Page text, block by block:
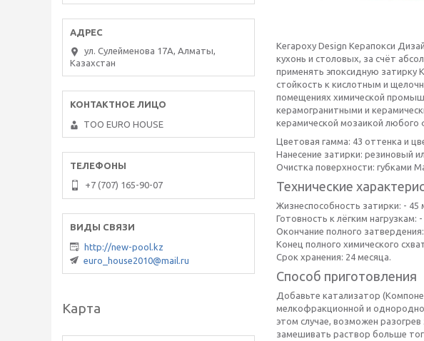
Kerapoxy Design Керапокси
кухонь и столовых, за счёт
применять эпоксидную затирку
стойкость к кислотным и
помещениях химической
керамогранитными и
керамической мозаикой любого
Цветовая гамма: 43 оттенка и
Нанесение затирки: резиновый
Очистка поверхности: губками
Технические
Жизнеспособность затирки: - 45
Готовность к лёгким нагрузкам: -
Окончание полного затвердения:
Конец полного химического
Срок хранения: 24 месяца.
Способ приготовления
Добавьте катализатор
мелкофракционной и
этом случае, возможен
замешивать раствор больше
ул. Сулейменова 17А, Алматы,
Казахстан
ТОО EURO HOUSE
+7 (707) 165-90-07
http://new-pool.kz
euro_house2010@mail.ru
Карта